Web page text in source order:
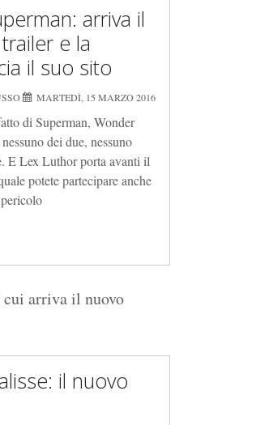
arriva il
e la
il suo sito
MARTEDÌ, 15 MARZO 2016
di Superman, Wonder
dei due, nessuno
E Lex Luthor porta avanti il
potete partecipare anche
arriva il nuovo
il nuovo